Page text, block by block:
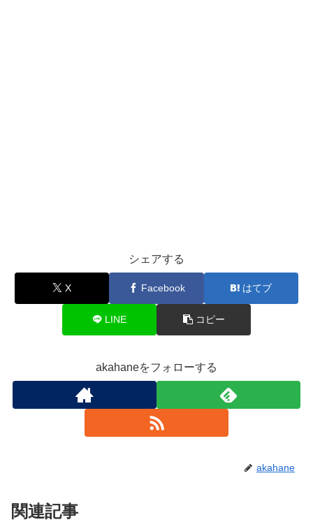
シェアする
X Facebook はてブ
LINE コピー
akahaneをフォローする
akahane
関連記事